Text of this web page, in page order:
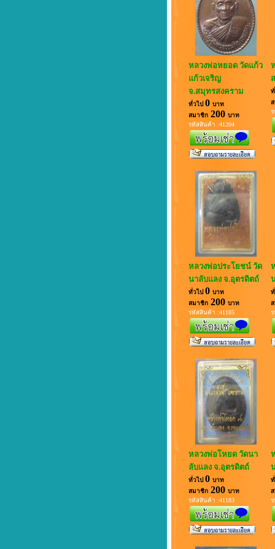
หลวงพ่อหยอด วัดแก้ว
แก้วเจริญ
จ.สมุทรสงคราม
ทั่วไป 0 บาท
สมาชิก 200 บาท
รหัสสินค้า :41204
หลวงพ่อประโยชน์ วัด
นาลับแลง จ.อุตรดิตถ์
ทั่วไป 0 บาท
สมาชิก 200 บาท
รหัสสินค้า :41185
หลวงพ่อโหยด วัดนา
ลับแลง จ.อุตรดิตถ์
ทั่วไป 0 บาท
สมาชิก 200 บาท
รหัสสินค้า :41183